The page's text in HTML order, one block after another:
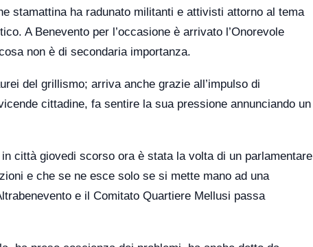
stamattina ha radunato militanti e attivisti attorno al tema
A Benevento per l’occasione è arrivato l’Onorevole
non è di secondaria importanza.
del grillismo; arriva anche grazie all’impulso di
cittadine, fa sentire la sua pressione annunciando un
città giovedi scorso ora è stata la volta di un parlamentare
e che se ne esce solo se si mette mano ad una
e il Comitato Quartiere Mellusi passa